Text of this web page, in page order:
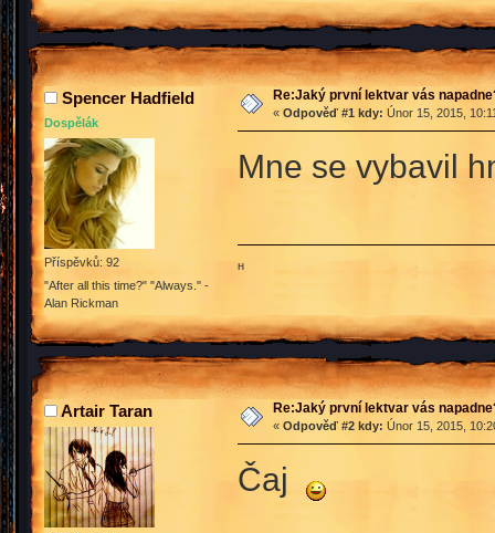
Spencer Hadfield
Dospělák
Příspěvků: 92
"After all this time?" "Always." -
Alan Rickman
Re:Jaký první lektvar vás
« Odpověď #1 kdy: Únor 15, 2015,
Mne se vybavil
ʜ
Artair Taran Re:Jaký první lektvar vás
« Odpověď #2 kdy: Únor 15, 2015,
Čaj